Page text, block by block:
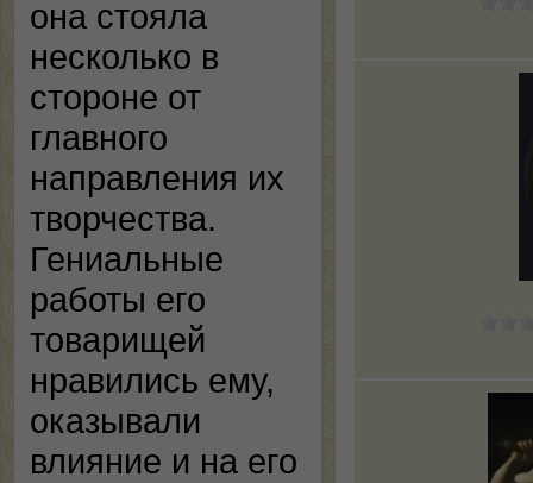
она стояла
несколько в
стороне от
главного
направления их
творчества.
Гениальные
работы его
товарищей
нравились ему,
оказывали
влияние и на его